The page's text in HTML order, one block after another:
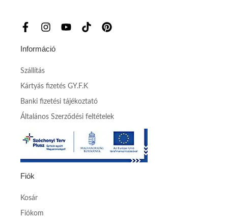
Információ
Szállítás
Kártyás fizetés GY.F.K
Banki fizetési tájékoztató
Általános Szerződési feltételek
Fiók
Kosár
Fiókom